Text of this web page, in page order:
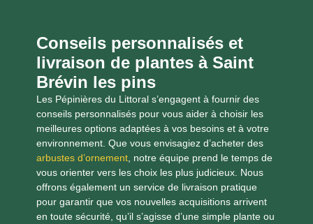
Conseils personnalisés et
livraison de plantes à Saint
Brévin les pins
Les Pépinières du Littoral s’engagent à fournir des
conseils personnalisés pour vous aider à choisir les
meilleures options adaptées à vos besoins et à votre
environnement. Que vous envisagiez d’acheter des
arbustes d’ornement, notre équipe prend le temps de
vous orienter vers les choix les plus judicieux. Nous
offrons également un service de livraison pratique
pour garantir que vos nouvelles acquisitions arrivent
en toute sécurité, qu’il s’agisse d’une simple plante ou